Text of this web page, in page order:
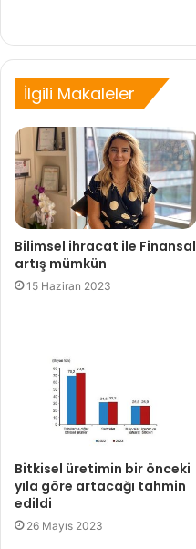
İlgili Makaleler
Bilimsel ihracat ile Finansal
artış mümkün
15 Haziran 2023
Bitkisel üretimin bir önceki
yıla göre artacağı tahmin
edildi
26 Mayıs 2023